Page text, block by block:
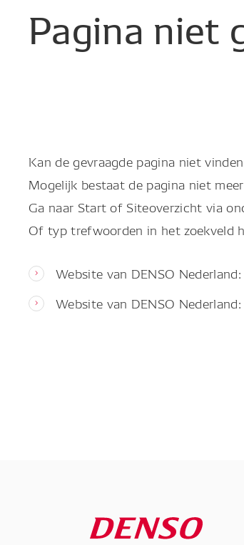
Pagina niet
Kan de gevraagde pagina niet
Mogelijk bestaat de pagina niet
Ga naar Start of Siteoverzicht via
Of typ trefwoorden in het zoekveld
Website van DENSO
Website van DENSO